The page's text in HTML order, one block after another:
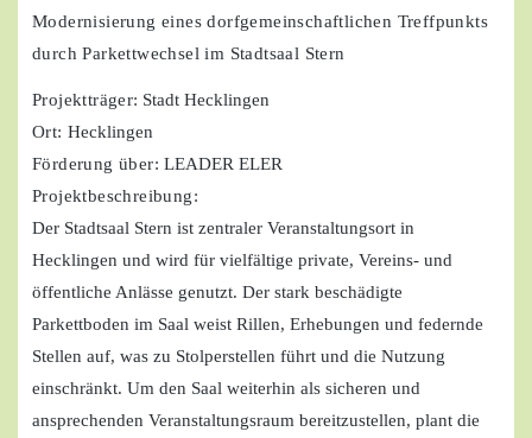
Modernisierung eines dorfgemeinschaftlichen Treffpunkts
durch Parkettwechsel im Stadtsaal Stern
Projektträger: Stadt Hecklingen
Ort: Hecklingen
Förderung über: LEADER ELER
Projektbeschreibung:
Der Stadtsaal Stern ist zentraler Veranstaltungsort in
Hecklingen und wird für vielfältige private, Vereins- und
öffentliche Anlässe genutzt. Der stark beschädigte
Parkettboden im Saal weist Rillen, Erhebungen und federnde
Stellen auf, was zu Stolperstellen führt und die Nutzung
einschränkt. Um den Saal weiterhin als sicheren und
ansprechenden Veranstaltungsraum bereitzustellen, plant die